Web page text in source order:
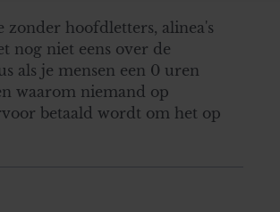
hoofdletters, alinea's
nog niet eens over de
als je mensen een 0 uren
waarom niemand op
betaald wordt om het op